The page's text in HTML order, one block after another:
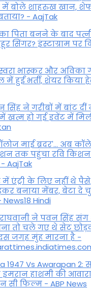
में बोले शाहरुख खान,
- AajTak
का पिता बनने के बाद
सिंगर? इंस्टाग्राम पर
भास्कर और अविका
में हुईं भर्ती, शेयर किया
ने गरीबों में बांट दीं
खत्म हो गई इवेंट में
माई ब्रदर'... अब
तक पहुंचा रवि किशन
AajTak
में एंट्री के लिए नहीं थे
बनाया मेंबर, बेटा दे
Hindi
ने पवन सिंह
तो चले गए थे सेट
जगह मुंह मारना है -
1947 Vs Awarapan 2:
इमरान हाशमी की
सी फिल्म - ABP News